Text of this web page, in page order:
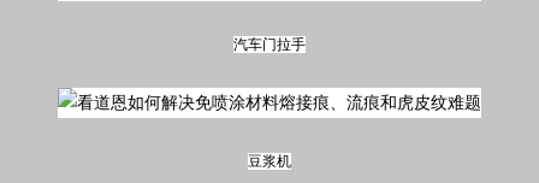
汽车门拉手
豆浆机